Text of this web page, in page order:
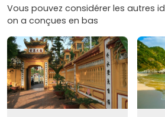
Vous pouvez considérer les autres
on a conçues en bas